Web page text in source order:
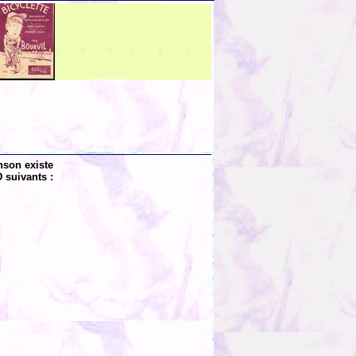
existe
suivants :